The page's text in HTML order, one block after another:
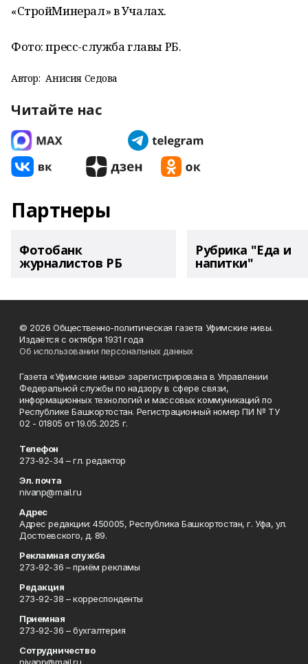
«СтройМинерал» в Учалах.
Фото: пресс-служба главы РБ.
Автор: Анисия Седова
Читайте нас
Партнеры
Фотобанк
журналистов РБ
Рубрика "Еда и
напитки"
© 2026 Общественно-политическая газета Уфимские нивы.
Издаётся с октября 1931 года
Об использовании персональных данных
Газета «Уфимские нивы» зарегистрирована в Управлении
Федеральной службы по надзору в сфере связи,
информационных технологий и массовых коммуникаций по
Республике Башкортостан. Регистрационный номер ПИ № ТУ
02 - 01805 от 19.05.2025 г.
Телефон
273-92-34 – гл. редактор
Эл. почта
nivanp@mail.ru
Адрес
Адрес редакции: 450005, Республика Башкортостан, г. Уфа, ул.
Достоевского, д. 89.
Рекламная служба
273-92-36 – приём рекламы
Редакция
273-92-38 – корреспонденты
Приемная
273-92-36 – бухгалтерия
Сотрудничество